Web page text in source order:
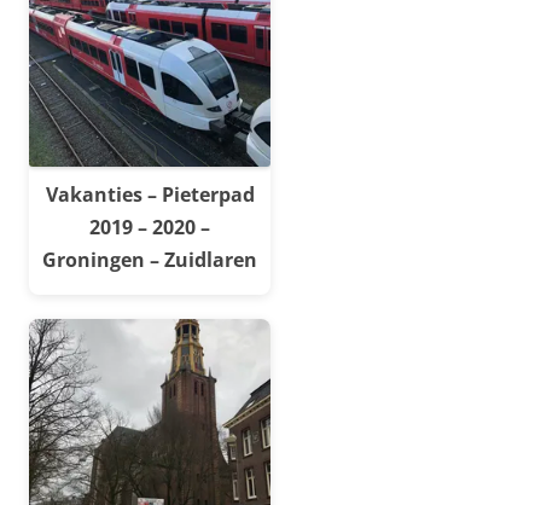
Vakanties – Pieterpad
2019 – 2020 –
Groningen – Zuidlaren